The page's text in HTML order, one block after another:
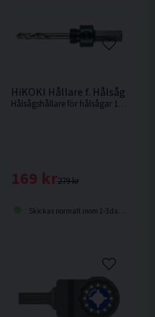
HiKOKI Hållare f. Hålsåg 14-
Hålsågshållare för hålsågar 14-30mm
279 kr
169 kr
Skickas normalt inom 1-3 dagar